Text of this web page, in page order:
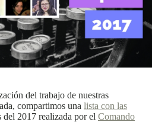
del trabajo de nuestras
compartimos una lista con las
del 2017 realizada por el Comando